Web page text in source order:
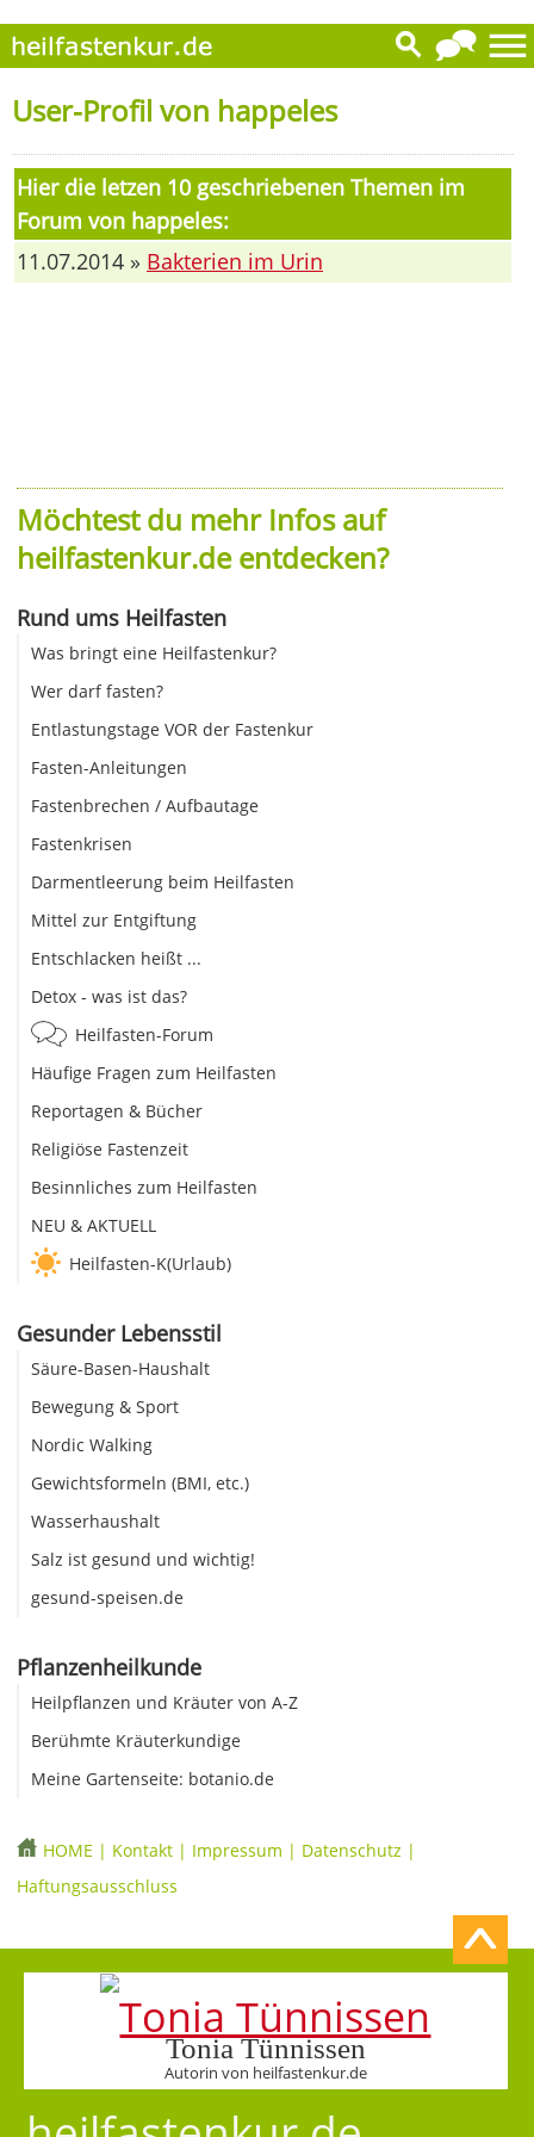
User-Profil von happeles
Hier die letzen 10 geschriebenen Themen im
Forum von happeles:
11.07.2014 » Bakterien im Urin
Möchtest du mehr Infos auf
heilfastenkur.de entdecken?
Rund ums Heilfasten
Was bringt eine Heilfastenkur?
Wer darf fasten?
Entlastungstage VOR der Fastenkur
Fasten-Anleitungen
Fastenbrechen / Aufbautage
Fastenkrisen
Darmentleerung beim Heilfasten
Mittel zur Entgiftung
Entschlacken heißt ...
Detox - was ist das?
Heilfasten-Forum
Häufige Fragen zum Heilfasten
Reportagen & Bücher
Religiöse Fastenzeit
Besinnliches zum Heilfasten
NEU & AKTUELL
Heilfasten-K(Urlaub)
Gesunder Lebensstil
Säure-Basen-Haushalt
Bewegung & Sport
Nordic Walking
Gewichtsformeln (BMI, etc.)
Wasserhaushalt
Salz ist gesund und wichtig!
gesund-speisen.de
Pflanzenheilkunde
Heilpflanzen und Kräuter von A-Z
Berühmte Kräuterkundige
Meine Gartenseite: botanio.de
HOME | Kontakt | Impressum | Datenschutz |
Haftungsausschluss
Tonia Tünnissen
Autorin von heilfastenkur.de